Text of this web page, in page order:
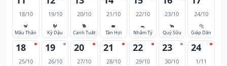
18/10
🐒
Mậu Thân
19/10
🐓
Kỷ Dậu
20/10
🐕
Canh Tuất
21/10
🐖
Tân Hợi
22/10
🐀
Nhâm Tý
23/10
🐂
Quý Sửu
24/10
🐅
Giáp Dần
18
25/10
19
26/10
20
27/10
21
28/10
22
29/10
23
30/10
24
1/11